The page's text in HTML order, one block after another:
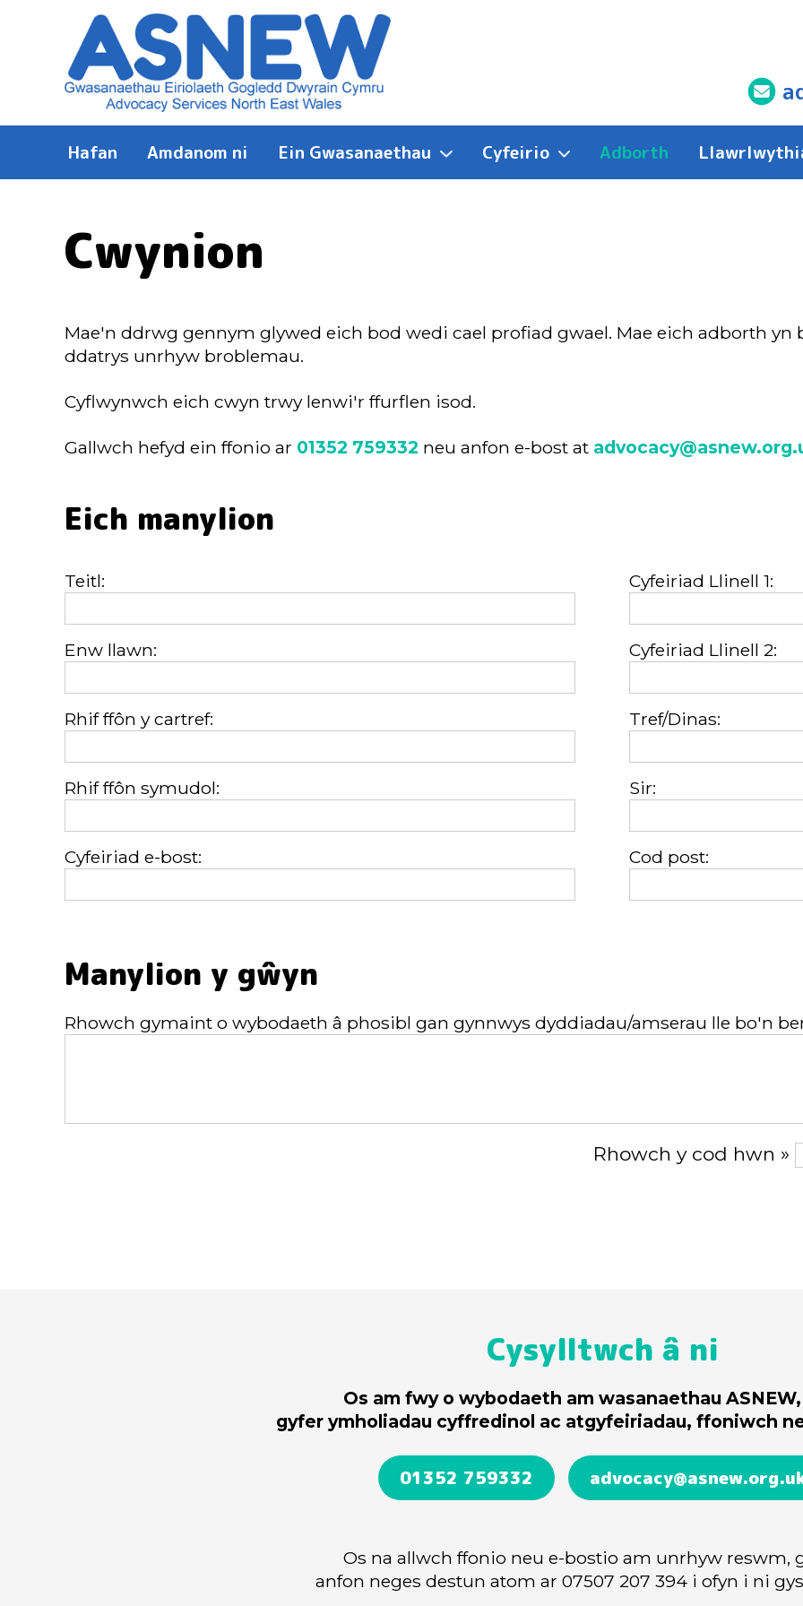
Hafan Amdanom ni Ein Gwasanaethau Cyfeirio Adborth
Cwynion
Mae'n ddrwg gennym glywed eich bod wedi cael profiad gwael. Mae eich adborth
ddatrys unrhyw broblemau.
Cyflwynwch eich cwyn trwy lenwi'r ffurflen isod.
Gallwch hefyd ein ffonio ar 01352 759332 neu anfon e-bost at
Eich manylion
Teitl:
Enw llawn:
Rhif ffôn y cartref:
Rhif ffôn symudol:
Cyfeiriad e-bost:
Cyfeiriad Llinell 1:
Cyfeiriad Llinell 2:
Tref/Dinas:
Sir:
Cod post:
Manylion y gŵyn
Rhowch gymaint o wybodaeth â phosibl gan gynnwys dyddiadau/amserau lle bo'n
Rhowch y cod hwn »
Cysylltwch â ni
Os am fwy o wybodaeth am wasanaethau
gyfer ymholiadau cyffredinol acatgyfeiriadau, ffoniwch
01352 759332
Os na allwch ffonio neu e-bostio am unrhyw reswm,
anfon neges destun atom ar 07507 207 394 i ofyn i ni